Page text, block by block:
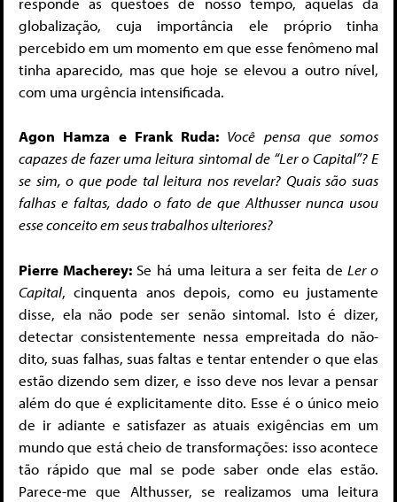
globalização, cuja importância ele próprio tinha
percebido em um momento em que esse fenômeno mal
tinha aparecido, mas que hoje se elevou a outro nível,
com uma urgência intensificada.
Agon Hamza e Frank Ruda: Você pensa que somos
capazes de fazer uma leitura sintomal de “Ler o Capital”? E
se sim, o que pode tal leitura nos revelar? Quais são suas
falhas e faltas, dado o fato de que Althusser nunca usou
esse conceito em seus trabalhos ulteriores?
Pierre Macherey: Se há uma leitura a ser feita deLer o
Capital, cinquenta anos depois, como eu justamente
disse, ela não pode ser senão sintomal. Isto é dizer,
detectar consistentemente nessa empreitada do não-
dito, suas falhas, suas faltas e tentar entender o que elas
estão dizendo sem dizer, e isso deve nos levar a pensar
além do que é explicitamente dito. Esse é o único meio
de ir adiante e satisfazer as atuais exigências em um
mundo que está cheio de transformações: isso acontece
tão rápido que mal se pode saber onde elas estão.
Parece-me que Althusser, se realizamos uma leitura